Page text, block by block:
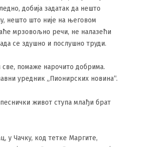
добија задатак да нешто
нешто што није на његовом
мрзовољно речи, не налазећи
се здушно и послушно труди.
све, помаже нарочито добрима.
уредник „Пионирских новина“.
живот ступа млађи брат
у Чачку, код тетке Маргите,